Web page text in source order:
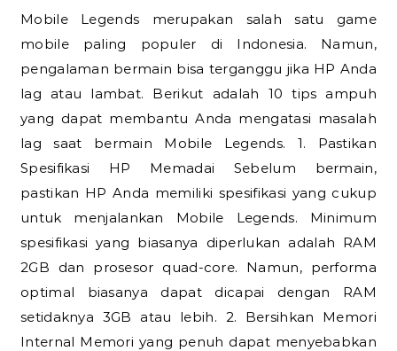
Mobile Legends merupakan salah satu game
mobile paling populer di Indonesia. Namun,
pengalaman bermain bisa terganggu jika HP Anda
lag atau lambat. Berikut adalah 10 tips ampuh
yang dapat membantu Anda mengatasi masalah
lag saat bermain Mobile Legends. 1. Pastikan
Spesifikasi HP Memadai Sebelum bermain,
pastikan HP Anda memiliki spesifikasi yang cukup
untuk menjalankan Mobile Legends. Minimum
spesifikasi yang biasanya diperlukan adalah RAM
2GB dan prosesor quad-core. Namun, performa
optimal biasanya dapat dicapai dengan RAM
setidaknya 3GB atau lebih. 2. Bersihkan Memori
Internal Memori yang penuh dapat menyebabkan